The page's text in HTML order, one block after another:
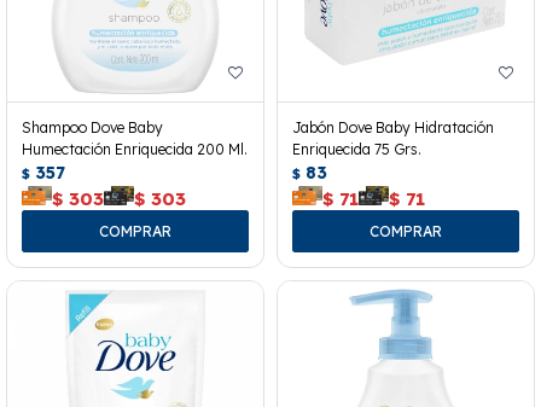
Shampoo Dove Baby
Humectación Enriquecida 200 Ml.
$ 357
$ 303 $ 303
Jabón Dove Baby Hidratación
Enriquecida 75 Grs.
$ 83
$ 71 $ 71